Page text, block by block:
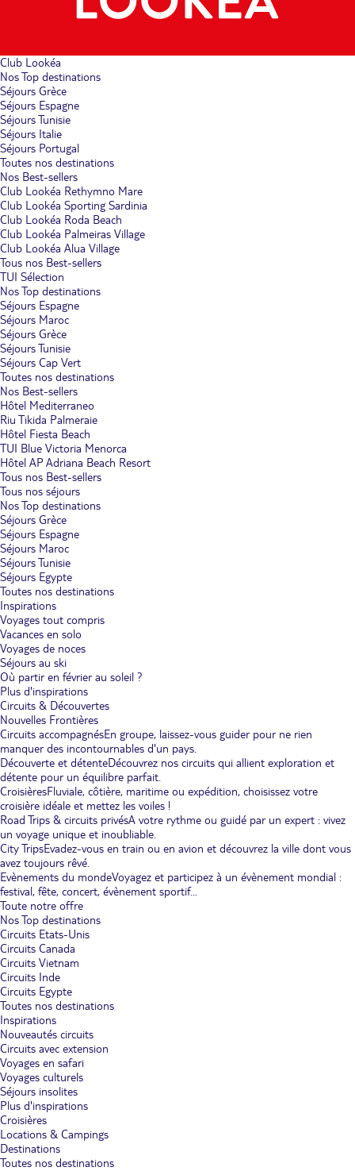
Club Lookéa
Nos Top destinations
Séjours Grèce
Séjours Espagne
Séjours Tunisie
Séjours Italie
Séjours Portugal
Toutes nos destinations
Nos Best-sellers
Club Lookéa Rethymno Mare
Club Lookéa Sporting Sardinia
Club Lookéa Roda Beach
Club Lookéa Palmeiras Village
Club Lookéa Alua Village
Tous nos Best-sellers
TUI Sélection
Nos Top destinations
Séjours Espagne
Séjours Maroc
Séjours Grèce
Séjours Tunisie
Séjours Cap Vert
Toutes nos destinations
Nos Best-sellers
Hôtel Mediterraneo
Riu Tikida Palmeraie
Hôtel Fiesta Beach
TUI Blue Victoria Menorca
Hôtel AP Adriana Beach Resort
Tous nos Best-sellers
Tous nos séjours
Nos Top destinations
Séjours Grèce
Séjours Espagne
Séjours Maroc
Séjours Tunisie
Séjours Egypte
Toutes nos destinations
Inspirations
Voyages tout compris
Vacances en solo
Voyages de noces
Séjours au ski
Où partir en février au soleil ?
Plus d'inspirations
Circuits & Découvertes
Nouvelles Frontières
Circuits accompagnésEn groupe, laissez-vous guider pour ne rien
manquer des incontournables d'un pays.
Découverte et détenteDécouvrez nos circuits qui allient exploration et
détente pour un équilibre parfait.
CroisièresFluviale, côtière, maritime ou expédition, choisissez votre
croisière idéale et mettez les voiles !
Road Trips & circuits privésA votre rythme ou guidé par un expert : vivez
un voyage unique et inoubliable.
City TripsEvadez-vous en train ou en avion et découvrez la ville dont vous
avez toujours rêvé.
Evènements du mondeVoyagez et participez à un évènement mondial :
festival, fête, concert, évènement sportif...
Toute notre offre
Nos Top destinations
Circuits Etats-Unis
Circuits Canada
Circuits Vietnam
Circuits Inde
Circuits Egypte
Toutes nos destinations
Inspirations
Nouveautés circuits
Circuits avec extension
Voyages en safari
Voyages culturels
Séjours insolites
Plus d'inspirations
Croisières
Locations & Campings
Destinations
Toutes nos destinations